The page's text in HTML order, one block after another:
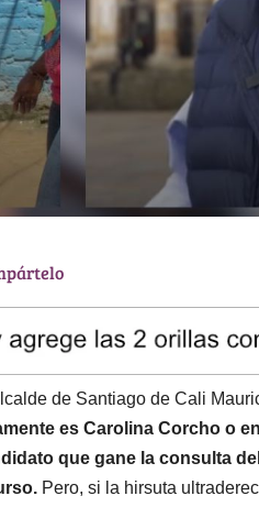
de Santiago de Cali
es Carolina Corcho o
que gane la consulta
Pero, si la hirsuta